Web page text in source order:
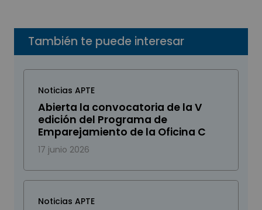
También te puede interesar
Noticias APTE
Abierta la convocatoria de la V
edición del Programa de
Emparejamiento de la Oficina C
17 junio 2026
Noticias APTE